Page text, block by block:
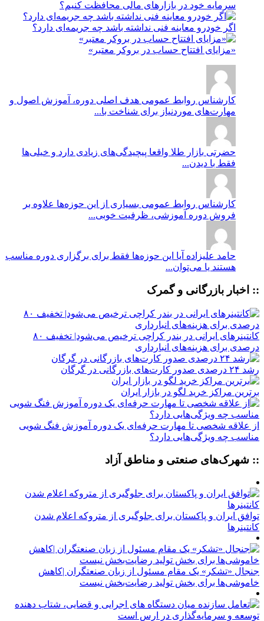
سرمایه خود در بازارهای مالی محافظت کنیم؟
اگر خودرو معاینه فنی نداشته باشد چه جریمه‌ای دارد؟
«مزایای افتتاح حساب در بروکر معتبر»
کارشناس روابط عمومی هدف اصلی دوره، آموزش اصول و
مهارت‌های موردنیاز برای شناخت با...
حضرتی بازار طلا واقعا پیچیدگی‌های زیادی دارد و خیلی‌ها
فقط با دیدن...
کارشناس روابط عمومی بسیاری از این حوزه‌ها علاوه بر
فروش دوره آموزشی، ظرفیت خوبی...
حامد علیزاده آیا این حوزه‌ها فقط برای برگزاری دوره مناسب
هستند یا می‌توان...
:: اخبار بازرگانی و گمرک
کانتینرهای ایرانی در بندر کراچی ترخیص می‌شود| تخفیف ۸۰
درصدی برای هزینه‌های انبارداری
رشد ۲۴ درصدی صدور کارت‌های بازرگانی در گرگان
برترین مراکز خرید لگو در بازار ایران
از علاقه شخصی تا مهارت حرفه‌ای یک دوره آموزش فنگ شویی
مناسب چه ویژگی‌هایی دارد؟
:: شهرک‌های صنعتی و مناطق آزاد
توافق ایران و پاکستان برای جلوگیری از متروکه اعلام شدن
کانتینرها
جنجال «تشکر» یک مقام مسئول از زبان صنعتگران |کاهش
خاموشی‌ها برای بخش تولید رضایت‌بخش نیست